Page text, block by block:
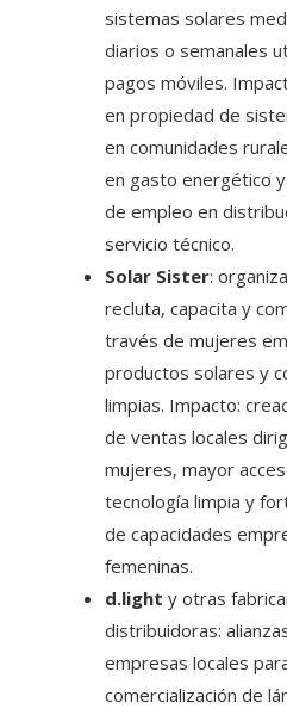
sistemas solares
diarios o semanales
pagos móviles.
en propiedad de
en comunidades
en gasto energético
de empleo en
servicio técnico.
Solar Sister:
recluta, capacita y
través de mujeres
productos solares y
limpias. Impacto:
de ventas locales
mujeres, mayor
tecnología limpia y
de capacidades
femeninas.
d.light y otras
distribuidoras:
empresas locales
comercialización de